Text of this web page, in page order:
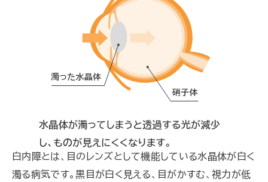
白内障とは、目のレンズとして機能している水晶体が白く
濁る病気です。黒目が白く見える、目がかすむ、視力が低